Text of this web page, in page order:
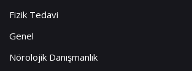
Fizik Tedavi
Genel
Nörolojik Danışmanlık